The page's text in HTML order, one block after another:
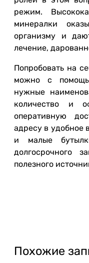
режим.
минералки
организму и
лечение,
Попробовать на
можно с
нужные
количество и
оперативную
адресу в удобное
и малые
долгосрочного
полезного
Похожие